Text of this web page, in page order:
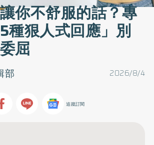
你不舒服的話？專
種狠人式回應」別
屈
2026/8/4
部
追蹤訂閱